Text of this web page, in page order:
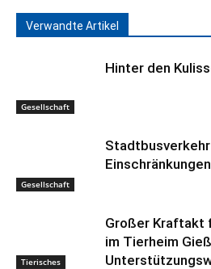
Verwandte Artikel
Gesellschaft
Hinter den
Gesellschaft
Einschränkungen
Tierisches
Großer Kraftakt
im Tierheim